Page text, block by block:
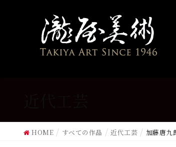
HOME すべての作品 近代工芸 加藤唐九